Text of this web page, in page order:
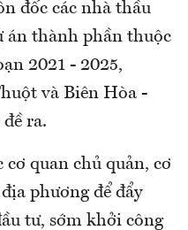
đốc các nhà thầu
án thành phần thuộc
2021 - 2025,
và Biên Hòa -
ra.
cơ quan chủ quản, cơ
phương để đẩy
tư, sớm khởi công